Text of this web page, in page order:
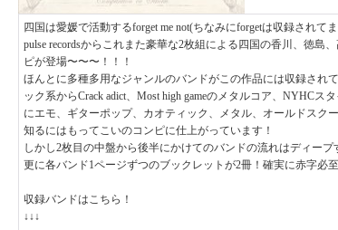
四国は愛媛で活動するforget me not(ちなみにforgetは収録され
pulse recordsからこれまた豪華な2枚組による四国の香川、徳島
ピが登場〜〜〜！！！
ほんとに多種多用なジャンルのバンドがこの作品には収録され
ック系からCrack adict、Most high gameのメタルコア、NYHCス
にエモ、ギターポップ、カオティック、メタル、オールドスク
知るにはもってこいのコンピに仕上がっています！
しかし2枚目の中盤から後半にかけてのバンドの流れはディープ
更に各バンド1ページずつのブックレットが2冊！確実に赤字必
収録バンドはこちら！
↓↓↓